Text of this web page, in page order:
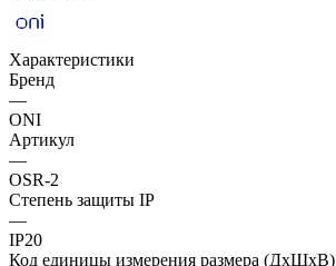
Характеристики
Бренд
—
ONI
Артикул
—
OSR-2
Степень защиты IP
—
IP20
Код единицы измерения размера (ДхШхВ)